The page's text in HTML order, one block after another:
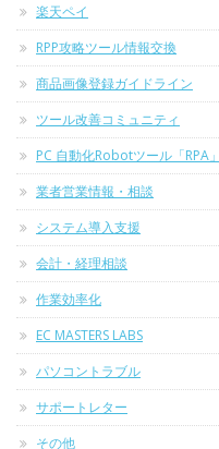
楽天ペイ
RPP攻略ツール情報交換
商品画像登録ガイドライン
ツール改善コミュニティ
PC 自動化Robotツール「RPA」
業者営業情報・相談
システム導入支援
会計・経理相談
作業効率化
EC MASTERS LABS
パソコントラブル
サポートレター
その他